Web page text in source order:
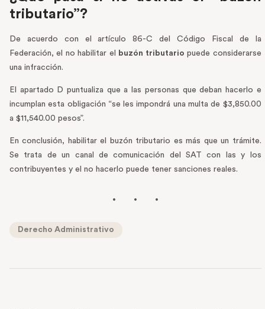
tributario”?
De acuerdo con el artículo 86-C del Código Fiscal de la
Federación, el no habilitar el
buzón tributario puede considerarse
una infracción.
El apartado D puntualiza que a las personas que deban hacerlo e
incumplan esta obligación “se les impondrá una multa de $3,850.00
a $11,540.00 pesos”.
En conclusión, habilitar el buzón tributario es más que un trámite.
Se trata de un canal de comunicación del SAT con las y los
contribuyentes y el no hacerlo puede tener sanciones reales.
Derecho Administrativo